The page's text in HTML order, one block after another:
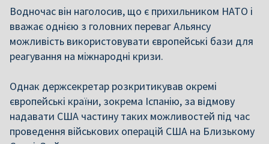
Водночас він наголосив, що є прихильником НАТО і
вважає однією з головних переваг Альянсу
можливість використовувати європейські бази для
реагування на міжнародні кризи.
Однак держсекретар розкритикував окремі
європейські країни, зокрема Іспанію, за відмову
надавати США частину таких можливостей під час
проведення військових операцій США на Близькому